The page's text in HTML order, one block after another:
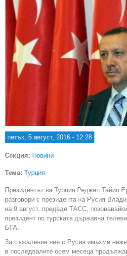
петък, 5 август, 2016 - 12:28
Секция: Новини
Тема: Турция
Президентът на Турция Реджеп Тайип
разговори с президента на Русия
на 9 август, предаде ТАСС,
президент по турската държавна
БТА.
За съжаление ние с Русия имахме
в последвалите осем месеца